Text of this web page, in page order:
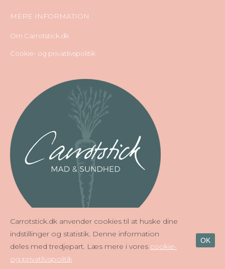
MERE INFORMATION
Om Carrotstick.dk
Cookie- og privatlivspolitik
Carrotstick.dk anvender cookies til at huske dine
indstillinger og statistik. Denne information
deles med tredjepart. Læs mere i vores cookie-
og privatlivspolitik
OK